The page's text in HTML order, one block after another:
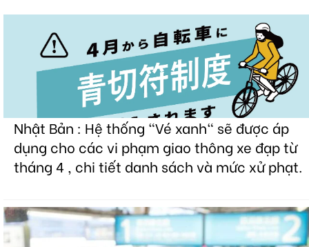
Nhật Bản : Hệ thống "Vé xanh" sẽ được áp
dụng cho các vi phạm giao thông xe đạp từ
tháng 4 , chi tiết danh sách và mức xử phạt.